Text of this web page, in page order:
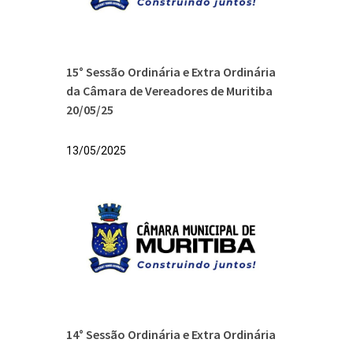
15° Sessão Ordinária e Extra Ordinária
da Câmara de Vereadores de Muritiba
20/05/25
13/05/2025
14° Sessão Ordinária e Extra Ordinária